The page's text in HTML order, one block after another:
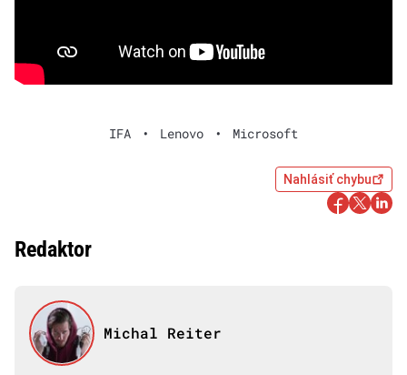
IFA • Lenovo • Microsoft
Nahlásiť chybu
Redaktor
Michal Reiter